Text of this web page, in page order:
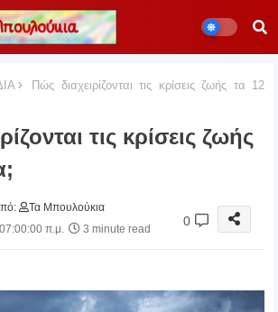
Πώς διαχειρίζονται τις κρίσεις ζωής τα 12
τις κρίσεις ζωής
Τα Μπουλούκια
π.μ.
3 minute read
0